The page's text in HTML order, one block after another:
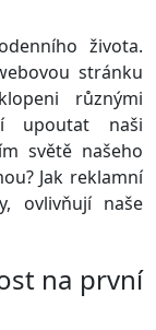
života.
stránku
různými
upoutat naši
světě našeho
Jak reklamní
ovlivňují naše
na první